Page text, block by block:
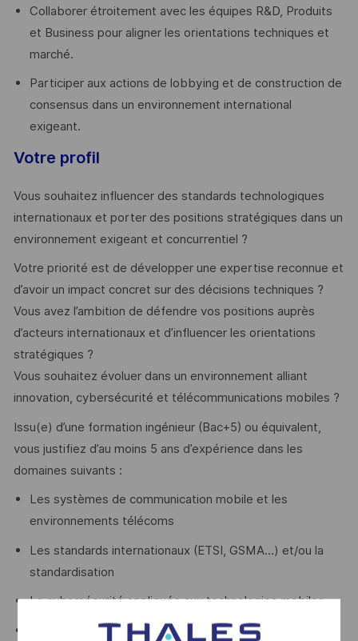
Collaborer étroitement avec les équipes R&D, Produits
et Business pour aligner les orientations techniques et
marché.
Participer aux actions de lobbying et de construction de
consensus dans un environnement international
exigeant.
Votre profil
Vous souhaitez influencer des standards technologiques
internationaux et porter des positions stratégiques dans un
environnement exigeant et concurrentiel ?
Votre priorité est de développer une expertise reconnue et
d’avoir un impact concret sur des décisions techniques ?
Vous avez l’ambition de défendre vos positions auprès
d’acteurs internationaux et d’influencer les orientations
stratégiques ?
Vous souhaitez évoluer dans un environnement alliant
innovation, cybersécurité et télécommunications mobiles ?
Issu(e) d’une formation ingénieur (Bac+5) ou équivalent,
vous justifiez d’au moins 5 ans d’expérience dans les
domaines suivants :
Les systèmes de communication mobile et les
environnements télécoms
Les standards internationaux (ETSI, GSMA…) et/ou la
standardisation
La cybersécurité appliquée aux technologies mobiles
Le travail en environnement transverse (R&D, produit,